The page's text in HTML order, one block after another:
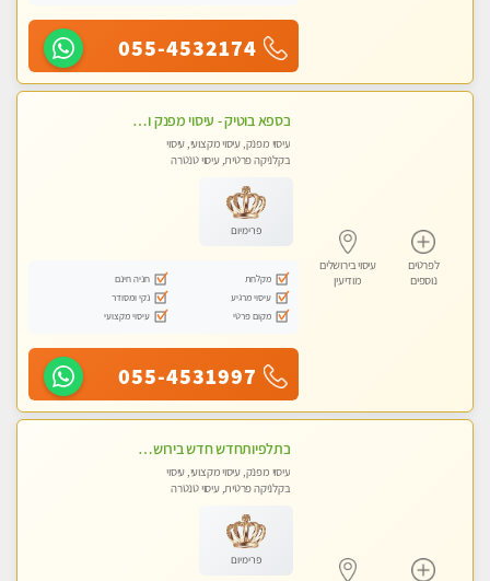
055-4532174
לפרטים
נוספים
עיסוי בירושלים
מודיעין
בספא בוטיק - עיסוי מפנק ומשחרר את כל השרירים !
עיסוי מפנק, עיסוי מקצועי, עיסוי
בקלניקה פרטית, עיסוי טנטרה
פרימיום
מקלחת
חניה חינם
עיסוי מרגיע
נקי ומסודר
מקום פרטי
עיסוי מקצועי
055-4531997
בתלפיותחדש חדש בירושלים- לעיסוי מפנק הכולל עיסוי טנטרי על כורסאות טנטרה ועיסוי בג'קוזי .
עיסוי מפנק, עיסוי מקצועי, עיסוי
בקלניקה פרטית, עיסוי טנטרה
פרימיום